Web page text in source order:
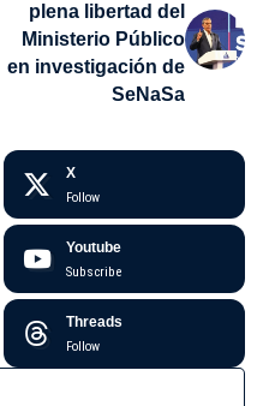
plena libertad del
Ministerio Público
en investigación de
SeNaSa
X
Follow
Youtube
Subscribe
Threads
Follow